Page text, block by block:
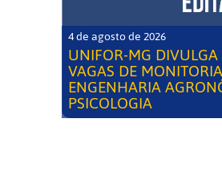
4 de agosto de 2026
UNIFOR-MG
VAGAS DE
ENGENHARIA
PSICOLOGIA